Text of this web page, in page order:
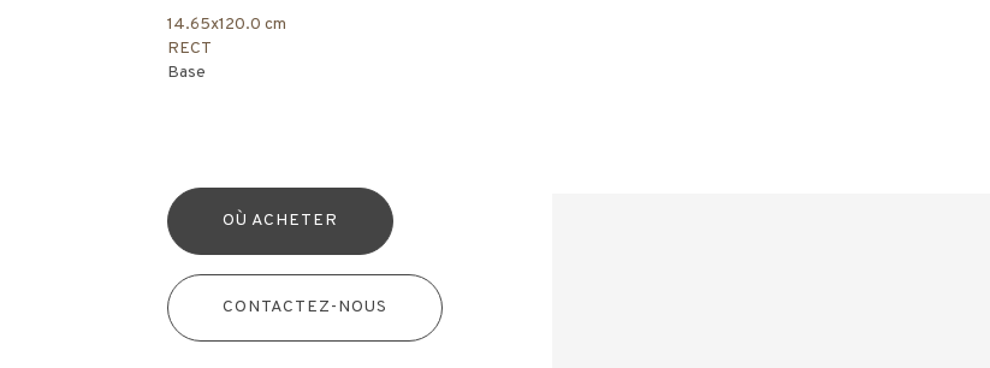
14.65x120.0 cm
RECT
Base
OÙ ACHETER
CONTACTEZ-NOUS